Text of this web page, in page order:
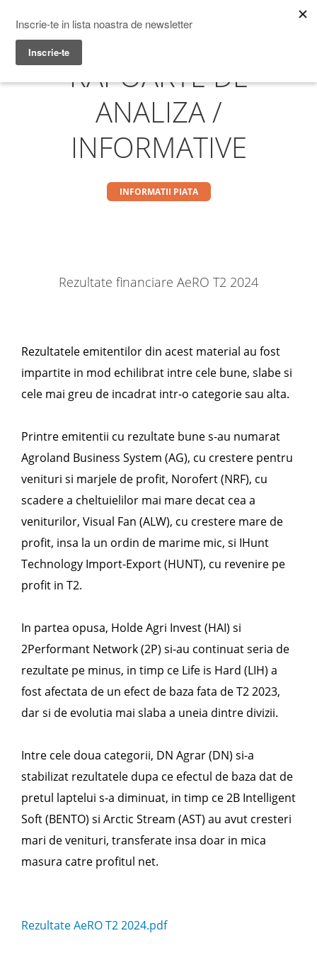
Menu
Prime Transaction
RAPOARTE DE
ANALIZA /
INFORMATIVE
INFORMATII PIATA
Rezultate financiare AeRO T2 2024
Rezultatele emitentilor din acest material au fost
impartite in mod echilibrat intre cele bune, slabe si
cele mai greu de incadrat intr-o categorie sau alta.
Printre emitentii cu rezultate bune s-au numarat
Agroland Business System (AG), cu crestere pentru
venituri si marjele de profit, Norofert (NRF), cu
scadere a cheltuielilor mai mare decat cea a
veniturilor, Visual Fan (ALW), cu crestere mare de
profit, insa la un ordin de marime mic, si IHunt
Technology Import-Export (HUNT), cu revenire pe
profit in T2.
In partea opusa, Holde Agri Invest (HAI) si
2Performant Network (2P) si-au continuat seria de
rezultate pe minus, in timp ce Life is Hard (LIH) a
fost afectata de un efect de baza fata de T2 2023,
dar si de evolutia mai slaba a uneia dintre divizii.
Intre cele doua categorii, DN Agrar (DN) si-a
stabilizat rezultatele dupa ce efectul de baza dat de
pretul laptelui s-a diminuat, in timp ce 2B Intelligent
Soft (BENTO) si Arctic Stream (AST) au avut cresteri
mari de venituri, transferate insa doar in mica
masura catre profitul net.
Rezultate AeRO T2 2024.pdf